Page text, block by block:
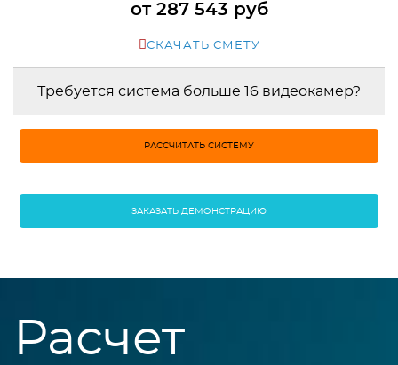
от 287 543 руб
СКАЧАТЬ СМЕТУ
Требуется система больше 16 видеокамер?
РАССЧИТАТЬ СИСТЕМУ
ЗАКАЗАТЬ ДЕМОНСТРАЦИЮ
Расчет